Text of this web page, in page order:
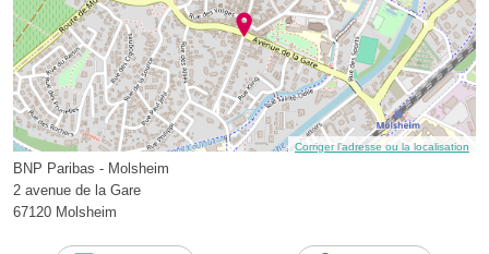
Corriger l’adresse ou la localisation
BNP Paribas - Molsheim
2 avenue de la Gare
67120 Molsheim